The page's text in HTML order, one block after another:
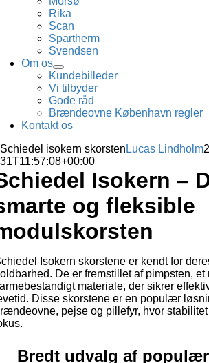
Rika
Scan
Spartherm
Svendsen
Om os
Kundebilleder
Vi tilbyder
Gode råd
Brændeovne København regler
Kontakt os
Schiedel isokern skorsten Lucas Lindholm
31T11:57:08+00:00
Isokern –
og fleksible
Isokern skorstene er kendt for
De er fremstillet af pimpsten, et
materiale, der sikrer
Disse skorstene er en populær
pejse og pillefyr, hvor
Bredt udvalg af